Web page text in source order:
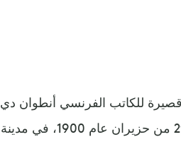
قصيرة للكاتب الفرنسي أنطوان